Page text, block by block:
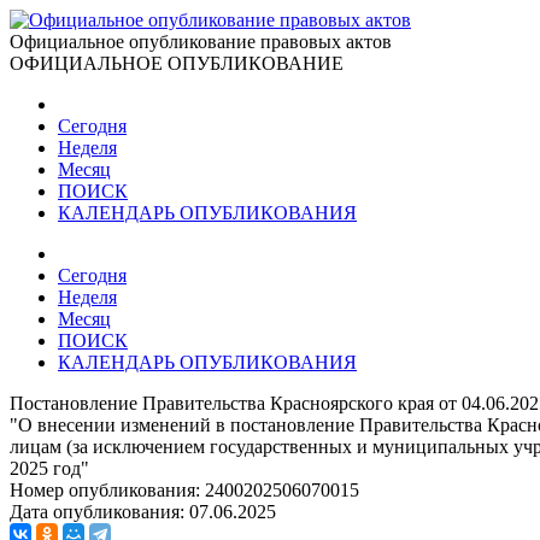
Официальное опубликование правовых актов
ОФИЦИАЛЬНОЕ ОПУБЛИКОВАНИЕ
Сегодня
Неделя
Месяц
ПОИСК
КАЛЕНДАРЬ ОПУБЛИКОВАНИЯ
Сегодня
Неделя
Месяц
ПОИСК
КАЛЕНДАРЬ ОПУБЛИКОВАНИЯ
Постановление Правительства Красноярского края от
"О внесении изменений в постановление Правительства
лицам (за исключением государственных и муниципальных
2025 год"
Номер опубликования: 2400202506070015
Дата опубликования: 07.06.2025